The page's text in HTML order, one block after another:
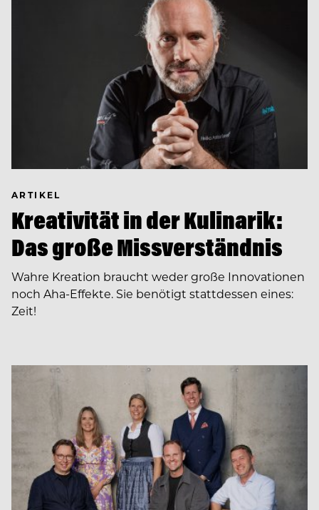
ARTIKEL
Kreativität in der Kulinarik:
Das große Missverständnis
Wahre Kreation braucht weder große Innovationen
noch Aha-Effekte. Sie benötigt stattdessen eines:
Zeit!